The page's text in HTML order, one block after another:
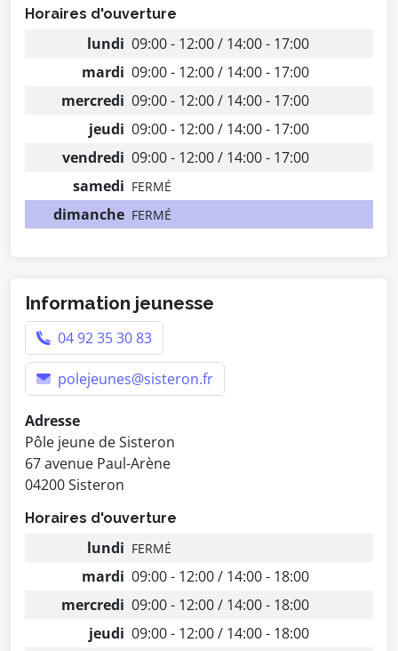
Horaires d'ouverture
lundi 09:00 - 12:00 / 14:00 - 17:00
mardi 09:00 - 12:00 / 14:00 - 17:00
mercredi 09:00 - 12:00 / 14:00 - 17:00
jeudi 09:00 - 12:00 / 14:00 - 17:00
vendredi 09:00 - 12:00 / 14:00 - 17:00
samedi FERMÉ
dimanche FERMÉ
Information jeunesse
04 92 35 30 83
polejeunes@sisteron.fr
Adresse
Pôle jeune de Sisteron
67 avenue Paul-Arène
04200 Sisteron
Horaires d'ouverture
lundi FERMÉ
mardi 09:00 - 12:00 / 14:00 - 18:00
mercredi 09:00 - 12:00 / 14:00 - 18:00
jeudi 09:00 - 12:00 / 14:00 - 18:00